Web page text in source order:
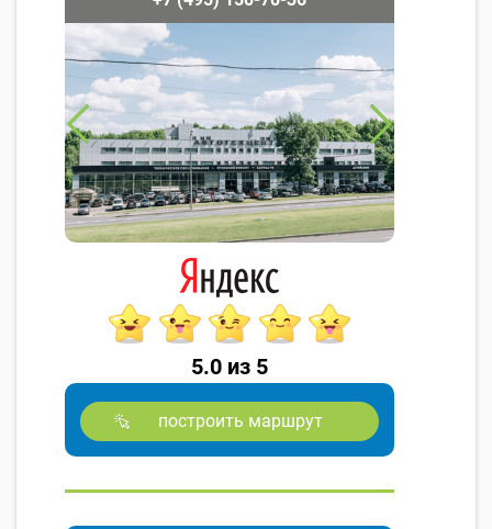
5.0 из 5
построить маршрут